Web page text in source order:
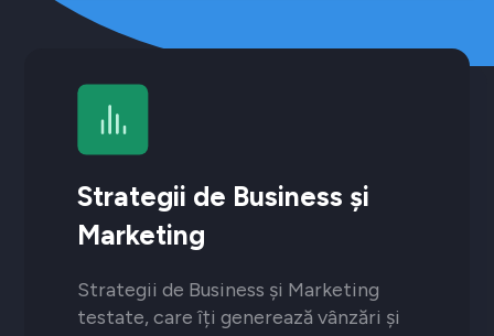
Strategii de Business și
Marketing
Strategii de Business și Marketing
testate, care îți generează vânzări și